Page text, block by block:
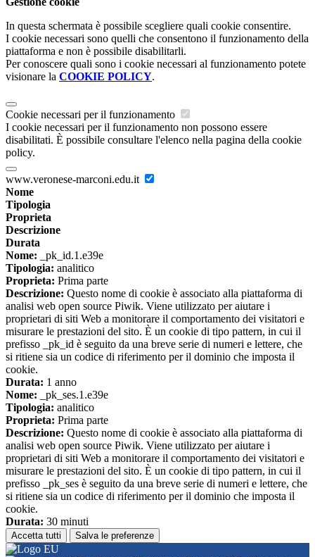
In questa schermata è possibile scegliere quali cookie consentire.
I cookie necessari sono quelli che consentono il funzionamento della
piattaforma e non è possibile disabilitarli.
Per conoscere quali sono i cookie necessari al funzionamento potete
visionare la COOKIE POLICY.
Cookie necessari per il funzionamento
I cookie necessari per il funzionamento non possono essere
disabilitati. È possibile consultare l'elenco nella pagina della cookie
policy.
www.veronese-marconi.edu.it
Nome
Tipologia
Proprieta
Descrizione
Durata
Nome: _pk_id.1.e39e
Tipologia: analitico
Proprieta: Prima parte
Descrizione: Questo nome di cookie è associato alla piattaforma di
analisi web open source Piwik. Viene utilizzato per aiutare i
proprietari di siti Web a monitorare il comportamento dei visitatori e
misurare le prestazioni del sito. È un cookie di tipo pattern, in cui il
prefisso _pk_id è seguito da una breve serie di numeri e lettere, che
si ritiene sia un codice di riferimento per il dominio che imposta il
cookie.
Durata: 1 anno
Nome: _pk_ses.1.e39e
Tipologia: analitico
Proprieta: Prima parte
Descrizione: Questo nome di cookie è associato alla piattaforma di
analisi web open source Piwik. Viene utilizzato per aiutare i
proprietari di siti Web a monitorare il comportamento dei visitatori e
misurare le prestazioni del sito. È un cookie di tipo pattern, in cui il
prefisso _pk_ses è seguito da una breve serie di numeri e lettere, che
si ritiene sia un codice di riferimento per il dominio che imposta il
cookie.
Durata: 30 minuti
Accetta tutti Salva le preferenze